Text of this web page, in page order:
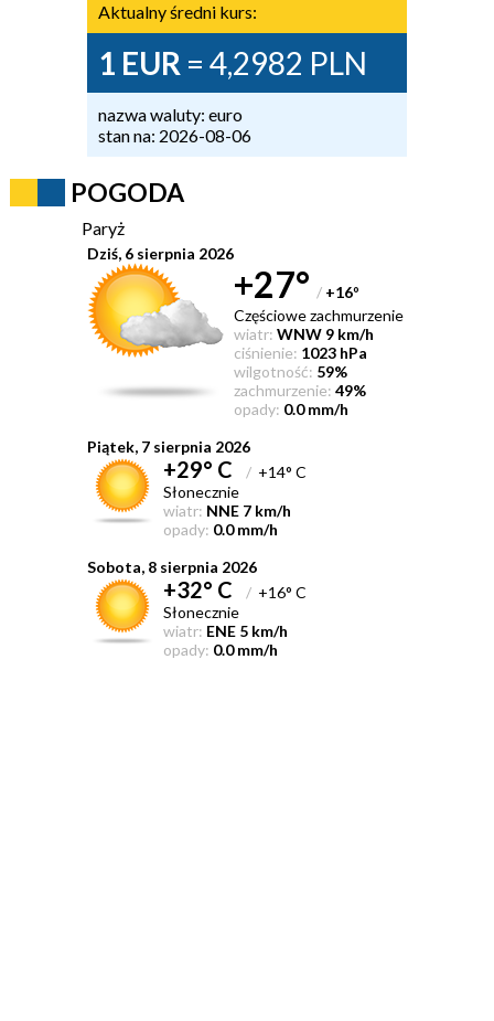
Aktualny średni kurs:
1 EUR = 4,2982 PLN
nazwa waluty: euro
stan na: 2026-08-06
POGODA
Paryż
Dziś, 6 sierpnia 2026
+27° / +16°
Częściowe zachmurzenie
wiatr: WNW 9 km/h
ciśnienie: 1023 hPa
wilgotność: 59%
zachmurzenie: 49%
opady: 0.0 mm/h
Piątek, 7 sierpnia 2026
+29° C /+14° C
Słonecznie
wiatr: NNE 7 km/h
opady: 0.0 mm/h
Sobota, 8 sierpnia 2026
+32° C /+16° C
Słonecznie
wiatr: ENE 5 km/h
opady: 0.0 mm/h